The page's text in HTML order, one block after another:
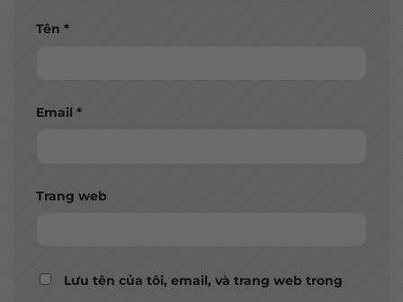
Tên *
Email *
Trang web
Lưu tên của tôi, email, và trang web trong